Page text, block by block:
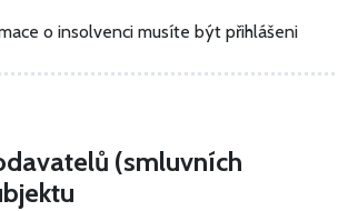
o insolvenci musíte být přihlášeni
(smluvních